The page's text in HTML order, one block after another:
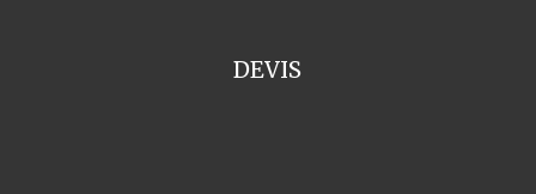
DEVIS